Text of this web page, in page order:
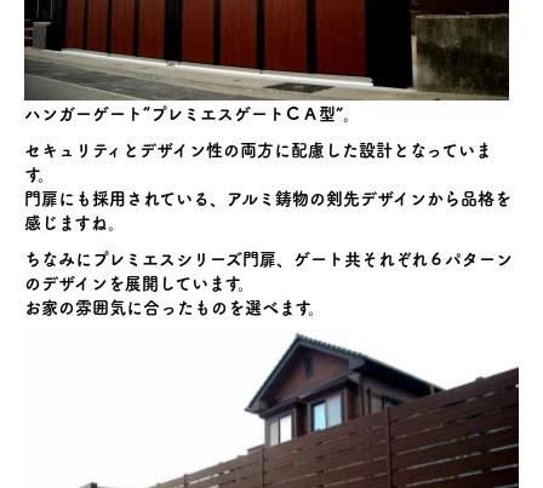
ハンガーゲート“プレミエスゲートＣＡ型”。
セキュリティとデザイン性の両方に配慮した設計となっていま
す。
門扉にも採用されている、アルミ鋳物の剣先デザインから品格を
感じますね。
ちなみにプレミエスシリーズ門扉、ゲート共それぞれ６パターン
のデザインを展開しています。
お家の雰囲気に合ったものを選べます。